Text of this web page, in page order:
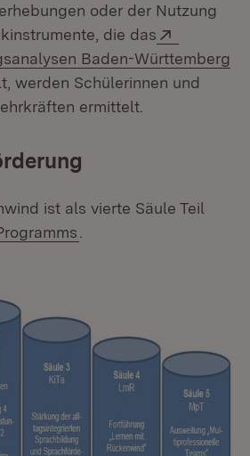
oder der Nutzung
die das
Baden-Württemberg
Fenster)
werden Schülerinnen und
ermittelt.
ist als vierte Säule Teil